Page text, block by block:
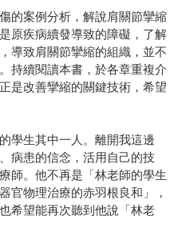
的案例分析，解說肩關節攣縮
原疾病續發導致的障礙，了解
導致肩關節攣縮的組織，並不
持續閱讀本書，於各章重複介
是改善攣縮的關鍵技術，希望
學生其中一人。離開我這邊
病患的信念，活用自己的技
師。他不再是「林老師的學生
官物理治療的赤羽根良和」，
希望能再次聽到他說「林老